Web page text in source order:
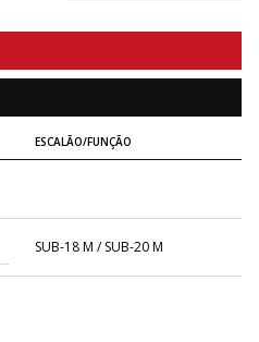
ESCALÃO/FUNÇÃO
SUB-18 M / SUB-20 M